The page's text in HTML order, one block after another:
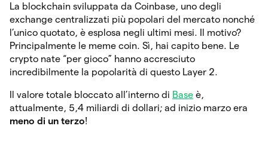
La blockchain sviluppata da Coinbase, uno degli
exchange centralizzati più popolari del mercato nonché
l’unico quotato, è esplosa negli ultimi mesi. Il motivo?
Principalmente le meme coin. Sì, hai capito bene. Le
crypto nate “per gioco” hanno accresciuto
incredibilmente la popolarità di questo Layer 2.
Il valore totale bloccato all’interno di Base è,
attualmente, 5,4 miliardi di dollari; ad inizio marzo era
meno di un terzo!